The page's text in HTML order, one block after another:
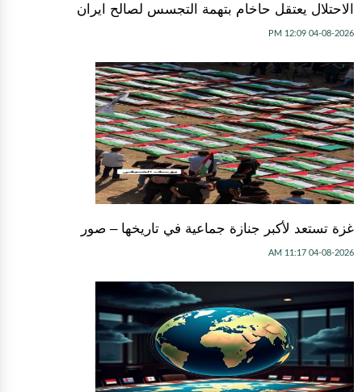
الاحتلال يعتقل حاخام بتهمة التجسس لصالح ايران
04-08-2026 12:09 PM
غزة تستعد لأكبر جنازة جماعية في تاريخها – صور
04-08-2026 11:17 AM